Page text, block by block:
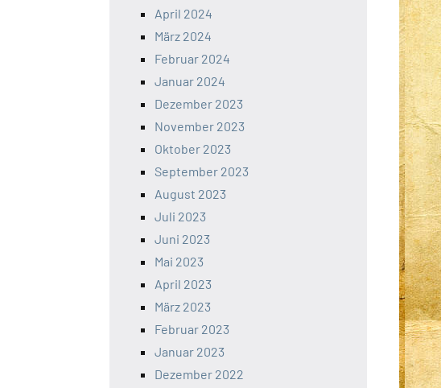
April 2024
März 2024
Februar 2024
Januar 2024
Dezember 2023
November 2023
Oktober 2023
September 2023
August 2023
Juli 2023
Juni 2023
Mai 2023
April 2023
März 2023
Februar 2023
Januar 2023
Dezember 2022